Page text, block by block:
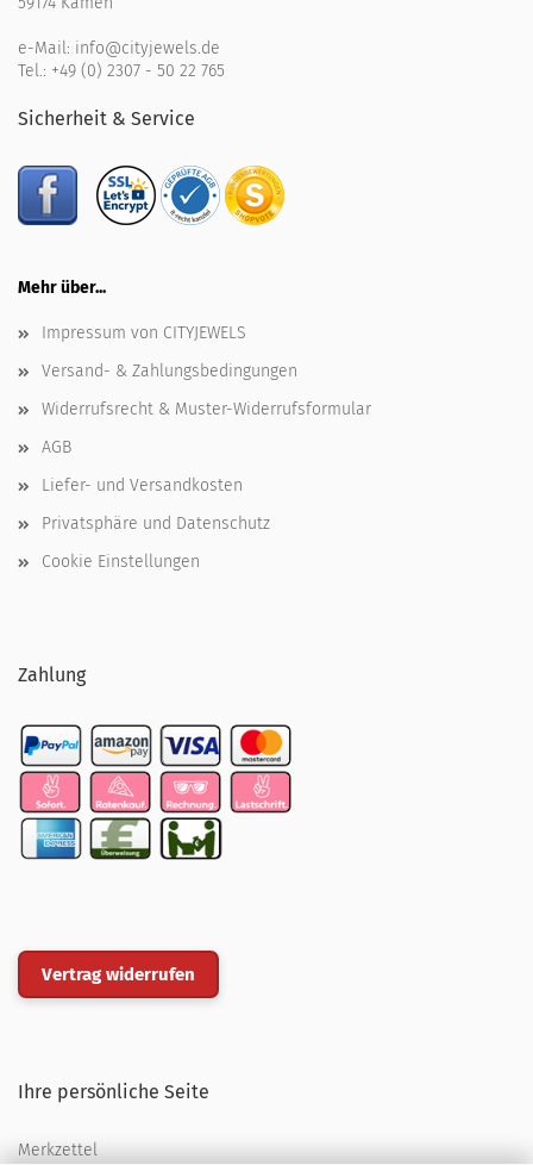
e-Mail: info@cityjewels.de
Tel.: +49 (0) 2307 - 50 22 765
Sicherheit & Service
Mehr über...
Impressum von CITYJEWELS
Versand- & Zahlungsbedingungen
Widerrufsrecht & Muster-Widerrufsformular
AGB
Liefer- und Versandkosten
Privatsphäre und Datenschutz
Cookie Einstellungen
Zahlung
Vertrag widerrufen
Ihre persönliche Seite
Merkzettel